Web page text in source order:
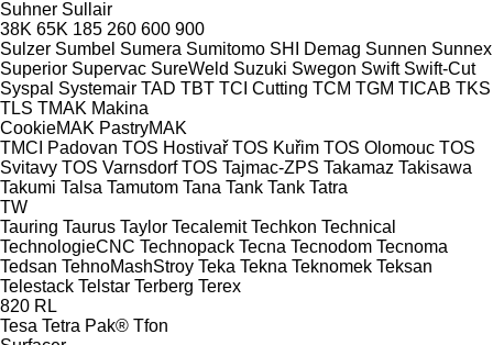
Suhner Sullair
38K 65K 185 260 600 900
Sulzer Sumbel Sumera Sumitomo SHI Demag Sunnen Sunnex
Superior Supervac SureWeld Suzuki Swegon Swift Swift-Cut
Syspal Systemair TAD TBT TCI Cutting TCM TGM TICAB TKS
TLS TMAK Makina
CookieMAK PastryMAK
TMCI Padovan TOS Hostivař TOS Kuřim TOS Olomouc TOS
Svitavy TOS Varnsdorf TOS Tajmac-ZPS Takamaz Takisawa
Takumi Talsa Tamutom Tana Tank Tank Tatra
TW
Tauring Taurus Taylor Tecalemit Techkon Technical
TechnologieCNC Technopack Tecna Tecnodom Tecnoma
Tedsan TehnoMashStroy Teka Tekna Teknomek Teksan
Telestack Telstar Terberg Terex
820 RL
Tesa Tetra Pak® Tfon